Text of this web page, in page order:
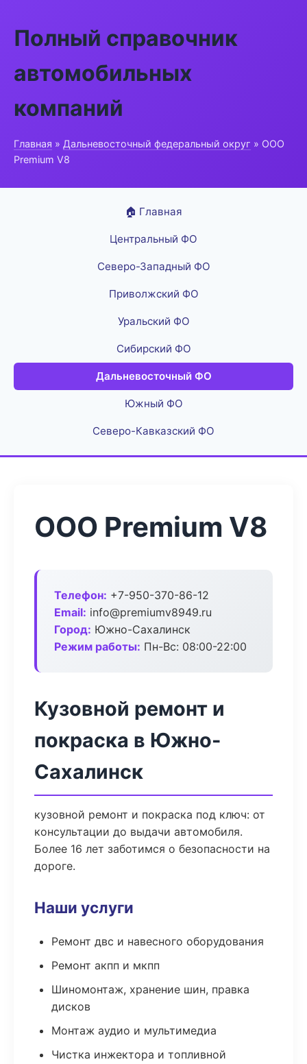
Полный справочник
автомобильных
компаний
Главная » Дальневосточный федеральный округ » ООО
Premium V8
🏠 Главная
Центральный ФО
Северо-Западный ФО
Приволжский ФО
Уральский ФО
Сибирский ФО
Дальневосточный ФО
Южный ФО
Северо-Кавказский ФО
ООО Premium V8
Телефон: +7-950-370-86-12
Email: info@premiumv8949.ru
Город: Южно-Сахалинск
Режим работы: Пн-Вс: 08:00-22:00
Кузовной ремонт и
покраска в Южно-
Сахалинск
кузовной ремонт и покраска под ключ: от
консультации до выдачи автомобиля.
Более 16 лет заботимся о безопасности на
дороге.
Наши услуги
Ремонт двс и навесного оборудования
Ремонт акпп и мкпп
Шиномонтаж, хранение шин, правка
дисков
Монтаж аудио и мультимедиа
Чистка инжектора и топливной